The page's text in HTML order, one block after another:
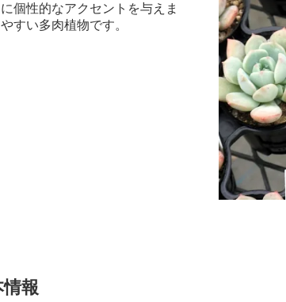
個性的なアクセントを与えま
すい多肉植物です。
報